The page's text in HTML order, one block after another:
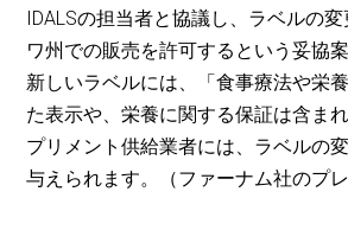
IDALSの担当者と協議し、ラベルの
ワ州での販売を許可するという妥協
新しいラベルには、「食事療法や栄
た表示や、栄養に関する保証は含ま
プリメント供給業者には、ラベルの
与えられます。（ファーナム社のプレ